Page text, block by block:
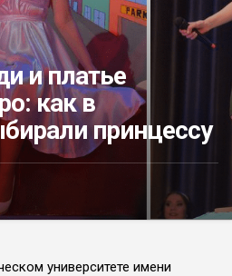
и платье
как в
принцессу
университете имени